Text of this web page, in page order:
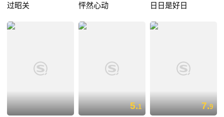
过昭关 怦然心动 日日是好日
5.1 7.9